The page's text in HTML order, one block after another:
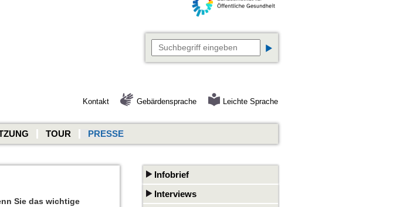
Suchbegriff
Kontakt Gebärdensprache Leichte Sprache
TOUR PRESSE
Sie das wichtige
Infobrief
Interviews